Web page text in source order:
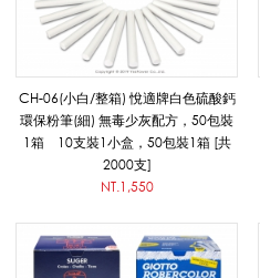
環
保
筆
CH-06(小白/整箱) 悅適牌白色硫酸鈣
環保粉筆(細) 無毒少灰配方，50包裝
1箱 10支裝1小盒，50包裝1箱 [共
2000支]
NT.1,550